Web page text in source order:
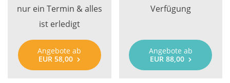
nur ein Termin & alles
ist erledigt
Angebote ab
EUR 58,00
Verfügung
Angebote ab
EUR 88,00